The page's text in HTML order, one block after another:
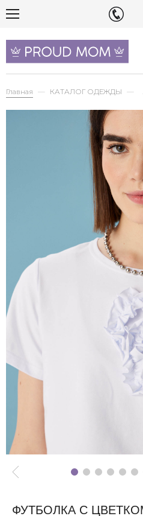
Главная КАТАЛОГ ОДЕЖДЫ
ФУТБОЛКА С